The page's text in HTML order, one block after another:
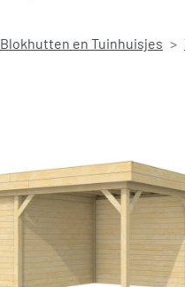
Blokhutten en Tuinhuisjes